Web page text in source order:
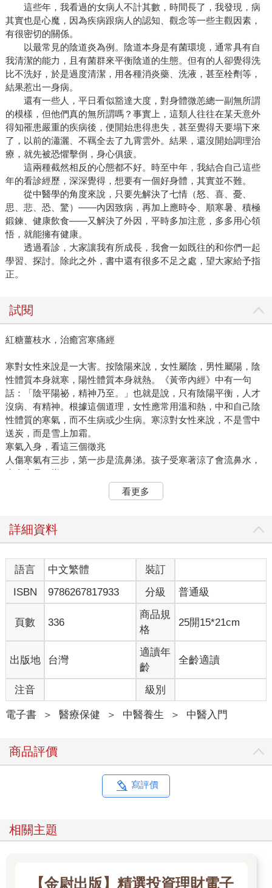
這些年，我看過的女病人不計其數，時間長了，我發現，病
其實也是心魔，因為疾病跟病人的認知、觀念等一些主觀因素，
有很密切的關係。
以最常見的陰道炎為例。陰道本身是有菌環境，通常具有自
我清潔的能力，且有菌群來平衡陰道的生態。但有的人卻覺得洗
比不洗好，於是過度清潔，用各種消炎藥、洗液，甚至栓劑等，
結果惹出一身病。
還有一些人，平日看似豁達大度，對身體微恙總一副無所謂
的模樣，但他們真的無所謂嗎？事實上，這類人往往在某天意外
得知罹患嚴重的疾病後，便開始患得患失，甚至覺得天要塌下來
了，以前的瀟灑、不羈全去了九霄雲外。結果，還沒開始調理治
療，就先被恐懼擊倒，身心俱疲。
這兩種截然相反的心態都不好。時至中年，我結合自己這些
年的看診經歷，深深覺得，想要有一個好身體，其實並不難。
從中醫學的角度來說，只要先解決了七情（怒、喜、憂、
思、悲、恐、驚）——內因致病，再加上應時令、順寒暑、積極
鍛鍊、健康飲食——又解決了外因，平時多加注意，多多用心領
悟，就能擁有健康。
透過看診，大家讓我有所成長，我會一如既往的和你們一起
學習、探討。除此之外，書中還有很多不足之處，望大家給予指
正。
試閱
紅糖薑枝水，治癒宮寒痛經
寒對女性來說是一大害。按陰陽來說，女性屬陰，男性屬陽，陰
性體質本身就寒，陽性體質本身就熱。《黃帝內經》中有一句
話：「陰平陽祕，精神乃至。」也就是說，只有陰陽平衡，人才
沒病、有精神。根據這個道理，女性應常用溫和熱，中和自己陰
性體質的寒氣，而不生病或少生病。寒涼對女性來說，不是雪中
送炭，而是雪上加霜。
寒氣入身，看這三個徵兆
人傷寒氣有三步，第一步是流鼻涕。孩子受寒著涼了會流鼻水，
大人也是一樣。
著涼、流鼻水，說明病犯肺衛。肺主衛氣，衛氣是人身體內抵禦
外邪的第一道防線，等你開始流鼻涕時，則說明肺所主的衛氣，
有人說：「剛感冒而已，忍一忍就好了。」結果因為自己身體虛
辨別寒氣是否入體，先看舌苔。不是看舌苔的薄厚，而是看舌苔
上有沒有水氣，如果舌苔上面冒著一層溼溼的水氣，和平時的舌
苔完全不一樣，這就是中醫所說的水滑苔，表示寒入胃腸。如果
你還是不太會看水滑苔，可以結合以下症狀：肚子痛或大便稀，
這說明寒已經攻克你的胃腸，且繼續向縱深發展。
寒最後會進入臟腑，損筋骨、傷經脈，像那些寒入心經引起的心
悸，以及寒入經絡引起的痹症，例如骨關節病，這裡我們不多
說，只說一下寒對女性身體容易造成的損害。
寒對女性來說是雪上加霜。寒更容易讓女性痛，這也是寒的特
長，寒勝則痛。人打架時會專撿軟的地方捏，寒也不例外，也會
專攻女性最薄弱的環節，也就是陰氣最重的地方──衝任二脈和胞
宮。寒使胞宮的子宮壁引起痙攣，進而誘發疼痛，也就是痛經。
看經血顏色，以及是否腹痛。還有，疼痛時，若感覺到小腹發
涼，可以用熱水袋暖一暖肚子，疼痛會明顯緩解，這是因為寒症
薑糖水裡加桂枝，溫經祛寒生奇效
末，放在火上煮開後再煮3分鐘，加入紅糖喝下。薑糖水能有效解
不過，我們在雪中送炭時，應再加把火──就是加桂枝。我在前文
看更多
詳細資料
語言 中文繁體
裝訂
ISBN
9786267817933 分級 普通級
頁數 336
商品規
格
25開15*21cm
出版地 台灣
適讀年
齡
全齡適讀
注音 級別
電子書 ＞ 醫療保健 ＞ 中醫養生 ＞ 中醫入門
商品評價
寫評價
相關主題
【金尉出版】精選投資理財電子